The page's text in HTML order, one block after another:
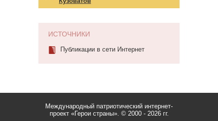
ИСТОЧНИКИ
Публикации в сети Интернет
Международный патриотический интернет-
проект «Герои страны». © 2000 - 2026 гг.